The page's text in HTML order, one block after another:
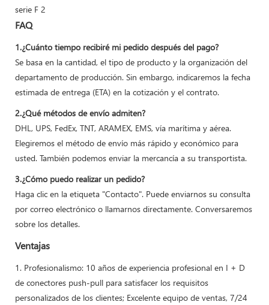
FAQ
1.¿Cuánto tiempo recibiré mi pedido después del pago?
Se basa en la cantidad, el tipo de producto y la organización del
departamento de producción. Sin embargo, indicaremos la fecha
estimada de entrega (ETA) en la cotización y el contrato.
2.¿Qué métodos de envío admiten?
DHL, UPS, FedEx, TNT, ARAMEX, EMS, vía marítima y aérea.
Elegiremos el método de envío más rápido y económico para
usted. También podemos enviar la mercancía a su transportista.
3.¿Cómo puedo realizar un pedido?
Haga clic en la etiqueta "Contacto". Puede enviarnos su consulta
por correo electrónico o llamarnos directamente. Conversaremos
sobre los detalles.
Ventajas
1. Profesionalismo: 10 años de experiencia profesional en I + D
de conectores push-pull para satisfacer los requisitos
personalizados de los clientes; Excelente equipo de ventas, 7/24